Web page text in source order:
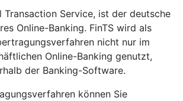
Transaction Service, ist der deutsche
Online-Banking. FinTS wird als
nicht nur im
Online-Banking genutzt,
der Banking-Software.
können Sie